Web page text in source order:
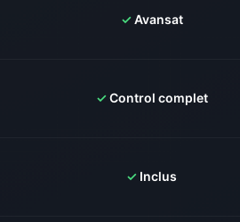
✓Avansat
✓Control complet
✓ Inclus